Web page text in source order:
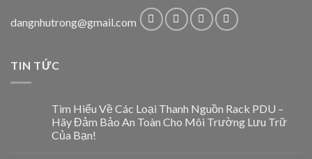
dangnhutrong@gmail.com
TIN TỨC
Tìm Hiểu Về Các Loại Thanh Nguồn Rack PDU –
Hãy Đảm Bảo An Toàn Cho Môi Trường Lưu Trữ
Của Bạn!